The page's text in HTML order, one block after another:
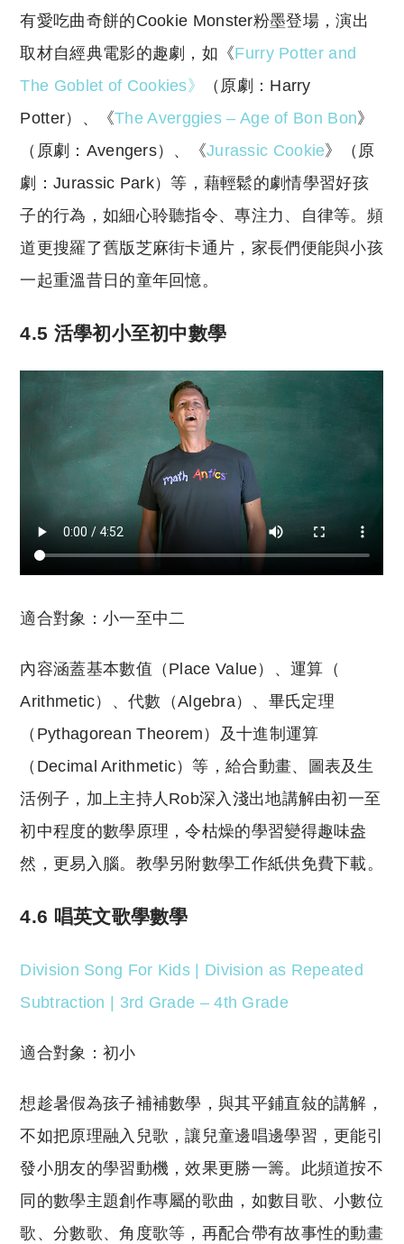
有愛吃曲奇餅的Cookie Monster粉墨登場，演出
取材自經典電影的趣劇，如《Furry Potter and
The Goblet of Cookies》
（原劇：Harry
Potter）、《The Averggies – Age of Bon Bon》
（原劇：Avengers）、《Jurassic Cookie》（原
劇：Jurassic Park）等，藉輕鬆的劇情學習好孩
子的行為，如細心聆聽指令、專注力、自律等。頻
道更搜羅了舊版芝麻街卡通片，家長們便能與小孩
一起重溫昔日的童年回憶。
4.5 活學初小至初中數學
適合對象：小一至中二
內容涵蓋基本數值（Place Value）、運算（
Arithmetic）、代數（Algebra）、畢氏定理
（Pythagorean Theorem）及十進制運算
（Decimal Arithmetic）等，給合動畫、圖表及生
活例子，加上主持人Rob深入淺出地講解由初一至
初中程度的數學原理，令枯燥的學習變得趣味盎
然，更易入腦。教學另附數學工作紙供免費下載。
4.6 唱英文歌學數學
Division Song For Kids | Division as Repeated
Subtraction | 3rd Grade – 4th Grade
適合對象：初小
想趁暑假為孩子補補數學，與其平鋪直敍的講解，
不如把原理融入兒歌，讓兒童邊唱邊學習，更能引
發小朋友的學習動機，效果更勝一籌。此頻道按不
同的數學主題創作專屬的歌曲，如數目歌、小數位
歌、分數歌、角度歌等，再配合帶有故事性的動畫